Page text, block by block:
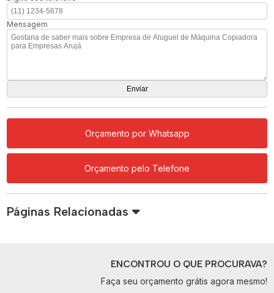
Mensagem
Orçamento por Whatsapp
Orçamento pelo Telefone
Páginas Relacionadas
ENCONTROU O QUE PROCURAVA?
Faça seu orçamento grátis agora mesmo!